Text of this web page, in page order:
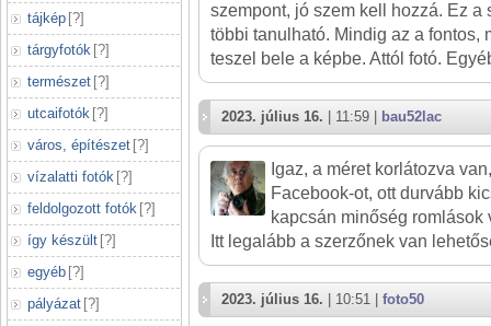
tájkép [?]
tárgyfotók [?]
természet [?]
utcaifotók [?]
város, építészet [?]
vízalatti fotók [?]
feldolgozott fotók [?]
így készült [?]
egyéb [?]
pályázat [?]
szempont, jó szem kell hozzá. Ez a
többi tanulható. Mindig az a fontos,
teszel bele a képbe. Attól fotó.
2023. július 16. | 11:59 | bau52lac
Igaz, a méret korlátozva
Facebook-ot, ott durvább
kapcsán minőség romlások
Itt legalább a szerzőnek van
2023. július 16. | 10:51 | foto50